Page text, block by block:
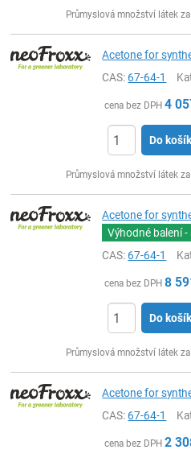
Průmyslová množství látek
Acetone for
CAS:67-64-1
cena bez DPH 4
Do
Průmyslová množství látek
Acetone for
Výhodné balení
CAS:67-64-1
cena bez DPH 8
Do
Průmyslová množství látek
Acetone for
CAS:67-64-1
cena bez DPH 2